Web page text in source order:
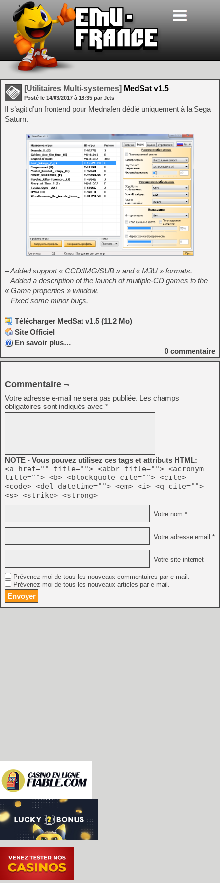
[Utilitaires Multi-systemes] MedSat v1.5
Posté le 14/03/2017 à 18:35 par Jets
Il s’agit d’un frontend pour Mednafen dédié uniquement à la Sega
Saturn.
– Added support « CCD/IMG/SUB » and « M3U » formats.
– Added a description of the launch of multiple-CD games to the
« Game properties » window.
– Fixed some minor bugs.
Télécharger MedSat v1.5 (11.2 Mo)
Site Officiel
En savoir plus…
0 commentaire
Commentaire ¬
Votre adresse e-mail ne sera pas publiée. Les champs
obligatoires sont indiqués avec *
NOTE - Vous pouvez utilisez ces tags et attributs HTML:
<a href="" title=""> <abbr title=""> <acronym
title=""> <b> <blockquote cite=""> <cite>
<code> <del datetime=""> <em> <i> <q cite="">
<s> <strike> <strong>
Votre nom *
Votre adresse email *
Votre site internet
Prévenez-moi de tous les nouveaux commentaires par e-mail.
Prévenez-moi de tous les nouveaux articles par e-mail.